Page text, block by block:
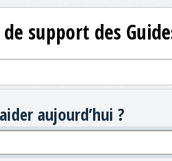
support des
aujourd’hui ?